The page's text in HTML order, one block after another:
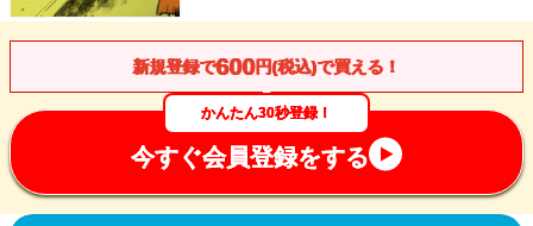
新規登録で600円(税込)で買える！
かんたん30秒登録！
今すぐ会員登録をする